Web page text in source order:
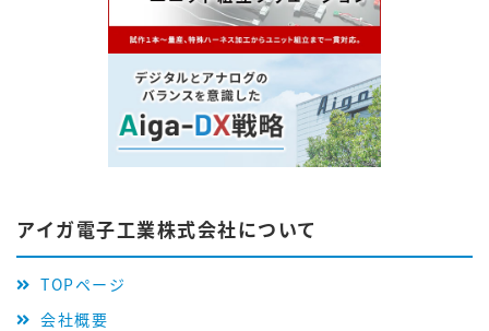
アイガ電子工業株式会社について
TOPページ
会社概要